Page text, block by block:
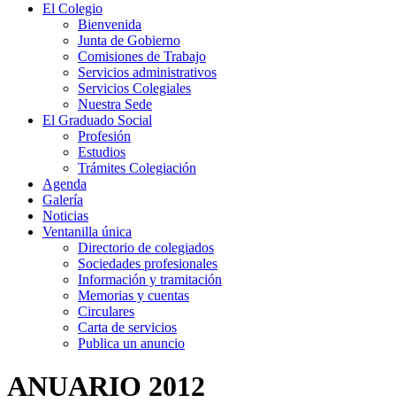
El Colegio
Bienvenida
Junta de Gobierno
Comisiones de Trabajo
Servicios administrativos
Servicios Colegiales
Nuestra Sede
El Graduado Social
Profesión
Estudios
Trámites Colegiación
Agenda
Galería
Noticias
Ventanilla única
Directorio de colegiados
Sociedades profesionales
Información y tramitación
Memorias y cuentas
Circulares
Carta de servicios
Publica un anuncio
ANUARIO 2012